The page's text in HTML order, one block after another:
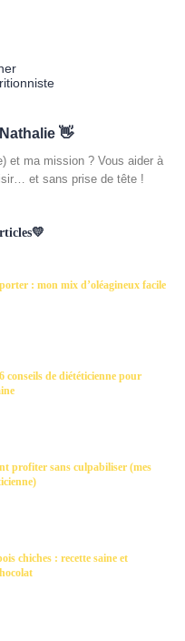
👋
et ma mission ? Vous aider à
et sans prise de tête !
: mon mix d’oléagineux facile
conseils de diététicienne pour
profiter sans culpabiliser (mes
chiches : recette saine et